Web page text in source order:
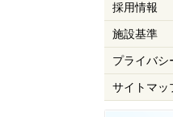
採用情報
施設基準
プライバシ
サイトマッ